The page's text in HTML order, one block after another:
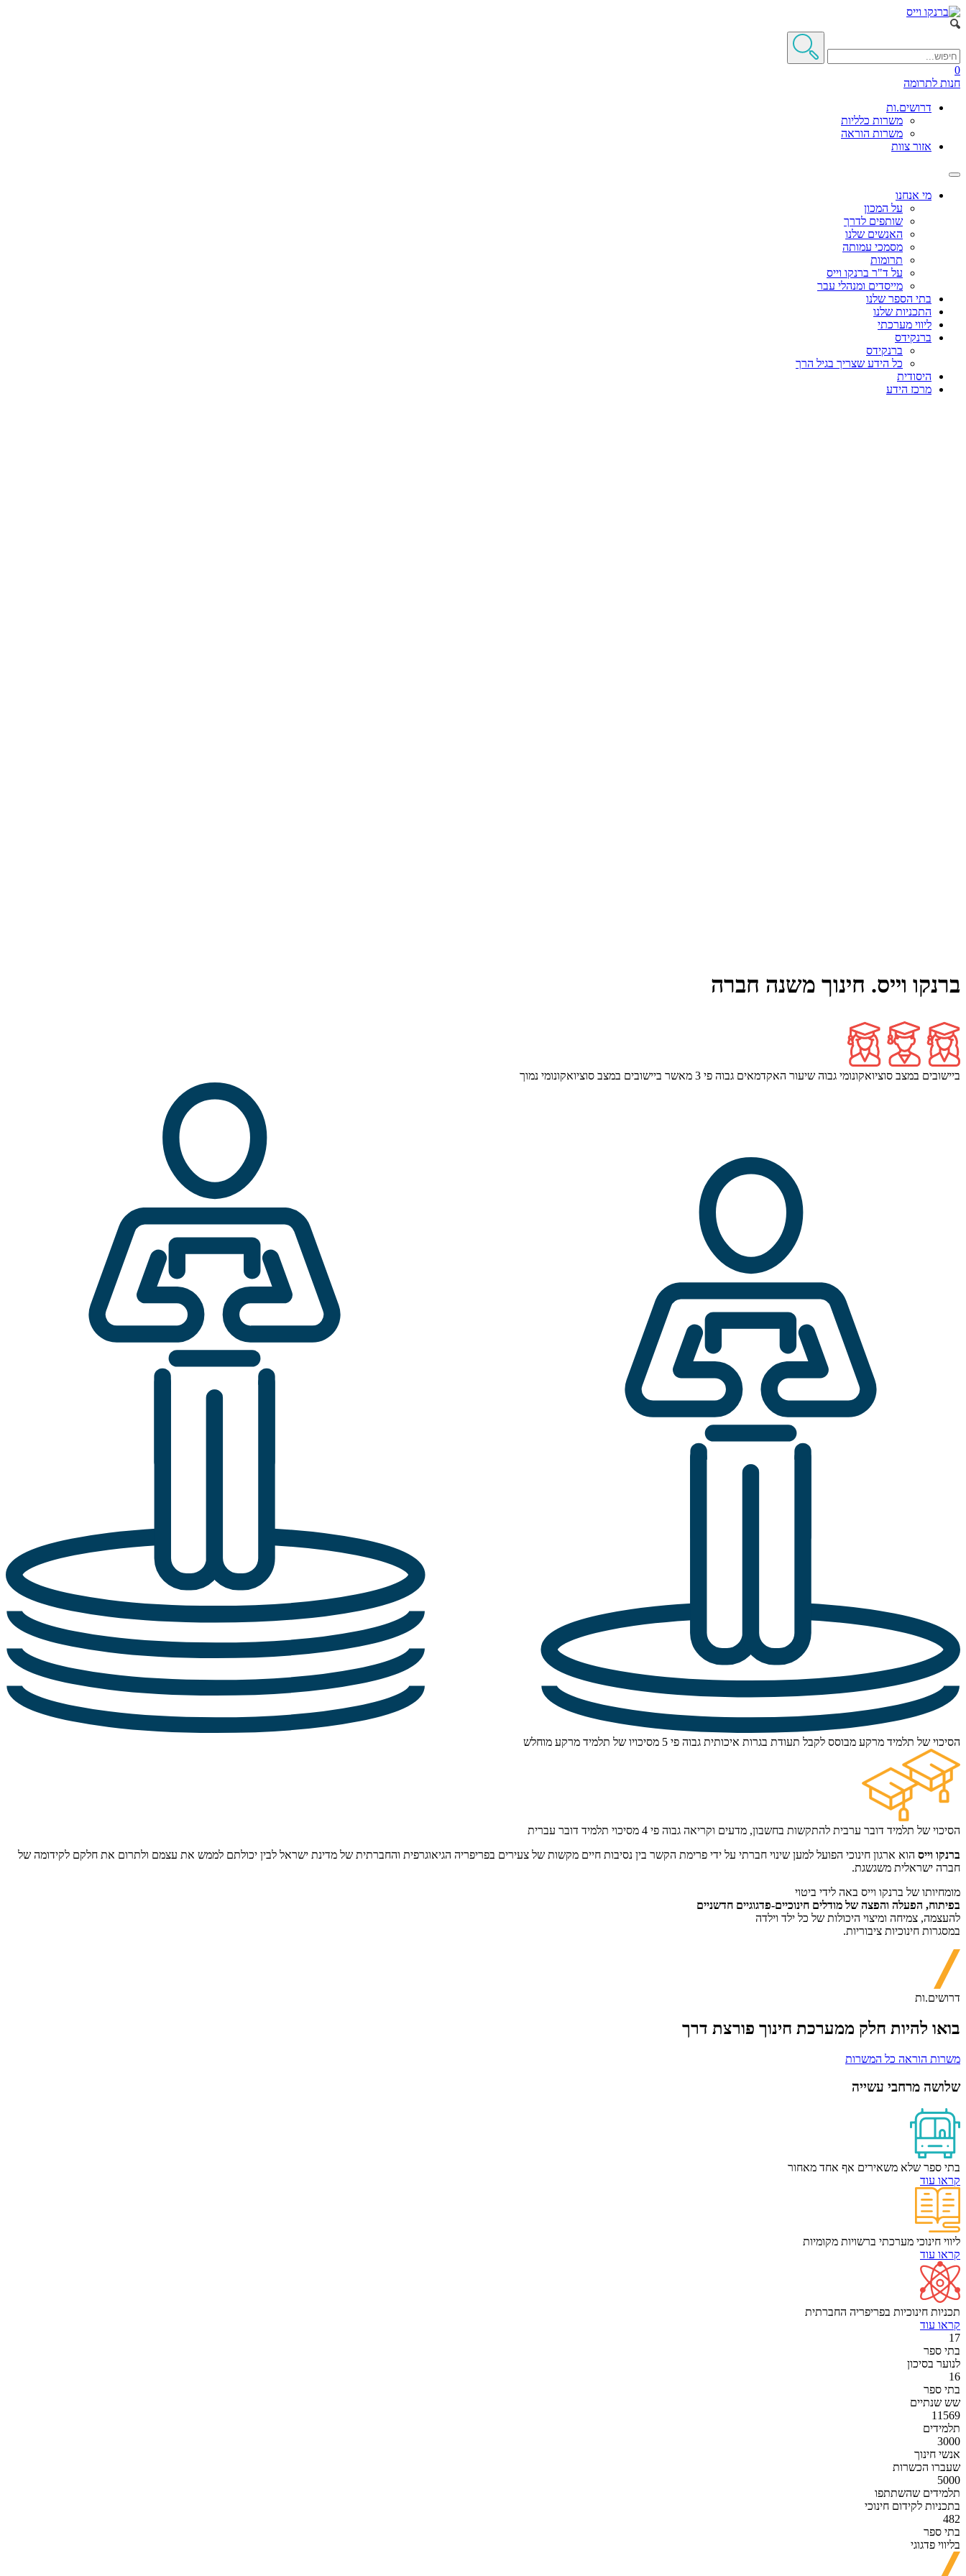
0
חנות לתרומה
דרושים.ות
משרות כלליות
משרות הוראה
אזור צוות
מי אנחנו
על המכון
שותפים לדרך
האנשים שלנו
מסמכי עמותה
תרומות
על ד"ר ברנקו וייס
מייסדים ומנהלי עבר
בתי הספר שלנו
התכניות שלנו
ליווי מערכתי
ברנקידס
ברנקידס
כל הידע שצריך בגיל הרך
היסודית
מרכז הידע
ברנקו וייס. חינוך משנה חברה
ביישובים במצב סוציואקונומי גבוה שיעור האקדמאים גבוה פי 3 מאשר ביישובים במצב סוציואקונומי נמוך
הסיכוי של תלמיד מרקע מבוסס לקבל תעודת בגרות איכותית גבוה פי 5 מסיכויו של תלמיד מרקע מוחלש
הסיכוי של תלמיד דובר ערבית להתקשות בחשבון, מדעים וקריאה גבוה פי 4 מסיכוי תלמיד דובר עברית
ברנקו וייס הוא ארגון חינוכי הפועל למען שינוי חברתי על ידי פרימת הקשר בין נסיבות חיים מקשות של צעירים בפריפריה הגיאוגרפית והחברתית של מדינת ישראל לבין יכולתם לממש את עצמם ולתרום את חלקם לקידומה של
חברה ישראלית משגשגת.
מומחיותו של ברנקו וייס באה לידי ביטוי
בפיתוח, הפעלה והפצה של מודלים חינוכיים-פדגוגיים חדשניים
להעצמה, צמיחה ומיצוי היכולות של כל ילד וילדה
במסגרות חינוכיות ציבוריות.
דרושים.ות
בואו להיות חלק ממערכת חינוך פורצת דרך
משרות הוראה כל המשרות
‏שלושה מרחבי עשייה
בתי ספר שלא משאירים אף אחד מאחור
קראו עוד
ליווי חינוכי מערכתי ברשויות מקומיות
קראו עוד
תכניות חינוכיות בפריפריה החברתית
קראו עוד
17
בתי ספר
לנוער בסיכון
16
בתי ספר
שש שנתיים
11569
תלמידים
3000
אנשי חינוך
שעברו הכשרות
5000
תלמידים שהשתתפו
בתכניות לקידום חינוכי
482
בתי ספר
בליווי פדגוגי